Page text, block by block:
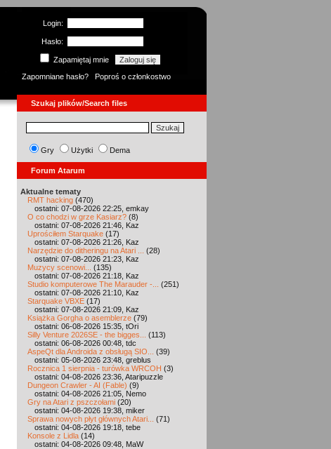
Login:
Hasło:
Zapamiętaj mnie
Zapomniane hasło?
Poproś o członkostwo
Szukaj plików/Search files
Gry Użytki Dema
Forum Atarum
Aktualne tematy
RMT hacking (470)
ostatni: 07-08-2026 22:25, emkay
O co chodzi w grze Kasiarz? (8)
ostatni: 07-08-2026 21:46, Kaz
Uprościłem Starquake (17)
ostatni: 07-08-2026 21:26, Kaz
Narzędzie do ditheringu na Atari ...
(28)
ostatni: 07-08-2026 21:23, Kaz
Muzycy scenowi...
(135)
ostatni: 07-08-2026 21:18, Kaz
Studio komputerowe The Marauder -...
(251)
ostatni: 07-08-2026 21:10, Kaz
Starquake VBXE (17)
ostatni: 07-08-2026 21:09, Kaz
Książka Gorgha o asemblerze (79)
ostatni: 06-08-2026 15:35, tOri
Silly Venture 2026SE - the bigges...
(113)
ostatni: 06-08-2026 00:48, tdc
AspeQt dla Androida z obsługą SIO...
(39)
ostatni: 05-08-2026 23:48, greblus
Rocznica 1 sierpnia - turówka WRCOH (3)
ostatni: 04-08-2026 23:36, Ataripuzzle
Dungeon Crawler - AI (Fable) (9)
ostatni: 04-08-2026 21:05, Nemo
Gry na Atari z pszczołami (20)
ostatni: 04-08-2026 19:38, miker
Sprawa nowych płyt głównych Atari...
(71)
ostatni: 04-08-2026 19:18, tebe
Konsole z Lidla (14)
ostatni: 04-08-2026 09:48, MaW